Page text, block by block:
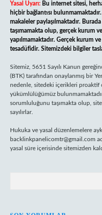
Yasal Uyarı: Bu internet sitesi,
hiçbir bağlantısı
makaleler paylaşılmaktadır.
taşımamakta olup, gerçek kurum
yapılmamaktadır. Gerçek kurum
tesadüfidir. Sitemizdeki bilgiler
Sitemiz, 5651 Sayılı Kanun
(BTK) tarafından onaylanmış bir
nedenle, sitedeki içerikleri proaktif
yükümlülüğümüz
sorumluluğunu taşımakta olup,
sayılırlar.
Hukuka ve yasal düzenlemelere
backlinkpanelicomtr@gmail.com
yasal süre içerisinde sitemizden